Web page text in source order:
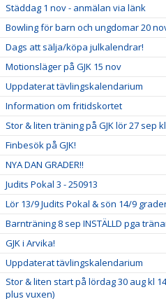
Städdag 1 nov - anmälan via länk
Bowling för barn och ungdomar 20
Dags att sälja/köpa julkalendrar!
Motionsläger på GJK 15 nov
Uppdaterat tävlingskalendarium
Information om fritidskortet
Stor & liten träning på GJK lör 27 sep
Finbesök på GJK!
NYA DAN GRADER!!
Judits Pokal 3 - 250913
Lör 13/9 Judits Pokal & sön 14/9
Barnträning 8 sep INSTÄLLD pga
GJK i Arvika!
Uppdaterat tävlingskalendarium
Stor & liten start på lördag 30 aug kl
plus vuxen)